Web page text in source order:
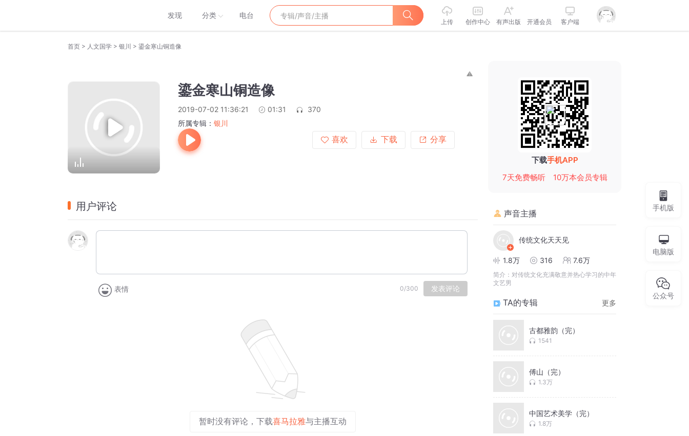
发现 分类 电台
上传 创作中心 有声出版 开通会员 客户端
首页 > 人文国学 > 银川 > 鎏金寒山铜造像
鎏金寒山铜造像
2019-07-02 11:36:21 01:31
370
所属专辑： 银川
喜欢
下载 分享
用户评论
表情 0/300 发表评论
暂时没有评论，下载喜马拉雅与主播互动
下载手机APP
7天免费畅听
10万本会员专辑
声音主播
传统文化天天见
1.8万 316 7.6万
简介： 对传统文化充满敬意并热心学习的中年
文艺男
TA的专辑 更多
古都雅韵（完）
1541
傅山（完）
1.3万
中国艺术美学（完）
1.8万
手机版
电脑版
公众号